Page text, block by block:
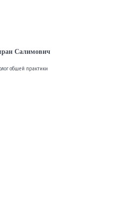
Салимович
общей практики